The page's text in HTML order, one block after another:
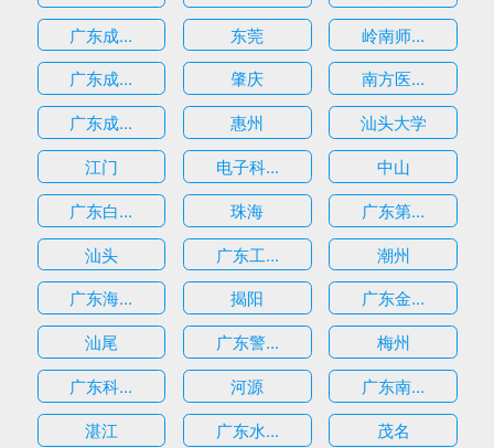
广东成...
东莞
岭南师...
广东成...
肇庆
南方医...
广东成...
惠州
汕头大学
江门
电子科...
中山
广东白...
珠海
广东第...
汕头
广东工...
潮州
广东海...
揭阳
广东金...
汕尾
广东警...
梅州
广东科...
河源
广东南...
湛江
广东水...
茂名